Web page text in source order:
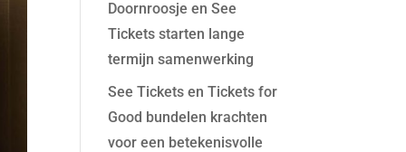
Doornroosje en See
Tickets starten lange
termijn samenwerking
See Tickets en Tickets for
Good bundelen krachten
voor een betekenisvolle